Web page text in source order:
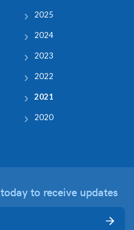
2025
2024
2023
2022
2021
2020
today to receive updates